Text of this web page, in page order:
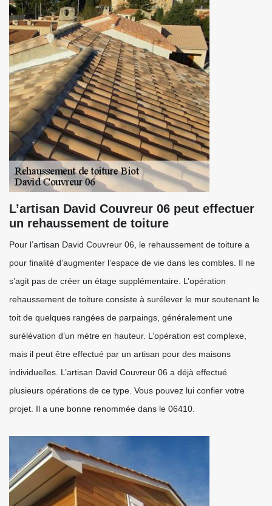
L’artisan David Couvreur 06 peut effectuer
un rehaussement de toiture
Pour l’artisan David Couvreur 06, le rehaussement de toiture a
pour finalité d’augmenter l’espace de vie dans les combles. Il ne
s’agit pas de créer un étage supplémentaire. L’opération
rehaussement de toiture consiste à surélever le mur soutenant le
toit de quelques rangées de parpaings, généralement une
surélévation d’un mètre en hauteur. L’opération est complexe,
mais il peut être effectué par un artisan pour des maisons
individuelles. L’artisan David Couvreur 06 a déjà effectué
plusieurs opérations de ce type. Vous pouvez lui confier votre
projet. Il a une bonne renommée dans le 06410.